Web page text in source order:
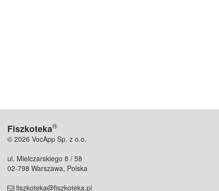
Fiszkoteka®
© 2026 VocApp Sp. z o.o.
ul. Mielczarskiego 8 / 58
02-798 Warszawa, Polska
fiszkoteka@fiszkoteka.pl